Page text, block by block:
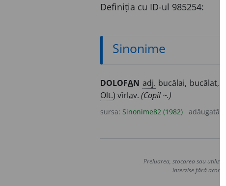
Definiția cu ID-ul 985254:
Sinonime
DOLOFAN adj. bucălai, bucălat,
Olt.) vîrlav. (Copil ~.)
sursa: Sinonime82 (1982) adăugată
Preluarea, stocarea sau
interzise fără